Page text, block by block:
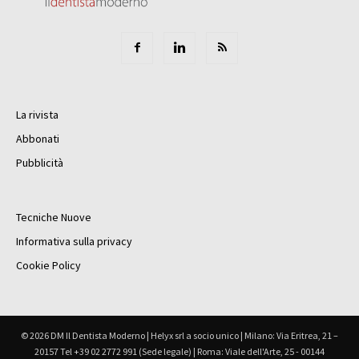
La rivista
Abbonati
Pubblicità
Tecniche Nuove
Informativa sulla privacy
Cookie Policy
© 2026 DM Il Dentista Moderno | Helyx srl a socio unico | Milano: Via Eritrea, 21 –
20157 Tel +39 02 2772 991 (Sede legale) | Roma: Viale dell'Arte, 25 - 00144